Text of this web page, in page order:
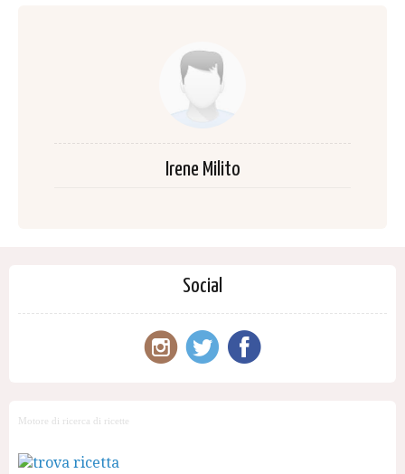
Irene Milito
Social
Motore di ricerca di ricette